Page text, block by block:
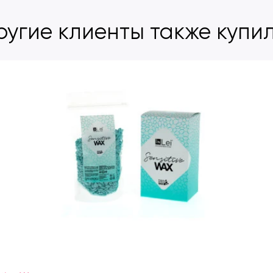
клиенты также